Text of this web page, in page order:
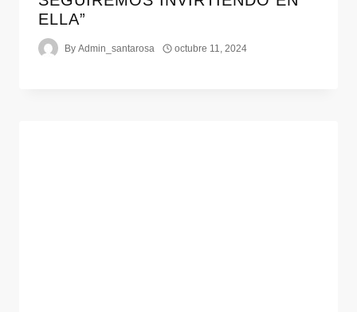
ELLA”
By Admin_santarosa octubre 11, 2024